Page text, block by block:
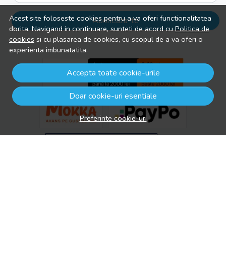
Acest site foloseste cookies pentru a va oferi functionalitatea
dorita. Navigand in continuare, sunteti de acord cuPolitica de
cookies si cu plasarea de cookies, cu scopul de a va oferi o
experienta imbunatatita.
Accepta toate cookie-urile
Doar cookie-uri esentiale
Preferinte cookie-uri
Aboneaza-te